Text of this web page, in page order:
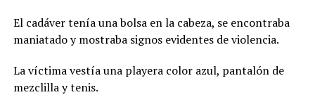
El cadáver tenía una bolsa en la cabeza, se encontraba
maniatado y mostraba signos evidentes de violencia.
La víctima vestía una playera color azul, pantalón de
mezclilla y tenis.